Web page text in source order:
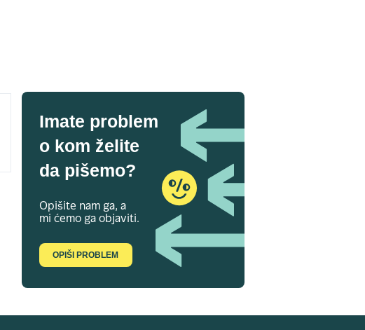
Imate problem
o kom želite
da pišemo?
Opišite nam ga, a
mi ćemo ga objaviti.
OPIŠI PROBLEM